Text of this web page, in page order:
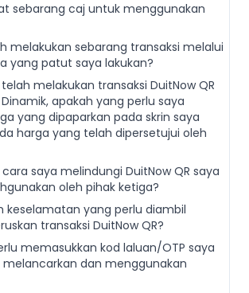
sebarang caj untuk menggunakan
melakukan sebarang transaksi melalui
yang patut saya lakukan?
melakukan transaksi DuitNow QR
apakah yang perlu saya
yang dipaparkan pada skrin saya
harga yang telah dipersetujui oleh
saya melindungi DuitNow QR saya
oleh pihak ketiga?
keselamatan yang perlu diambil
transaksi DuitNow QR?
memasukkan kod laluan/OTP saya
melancarkan dan menggunakan